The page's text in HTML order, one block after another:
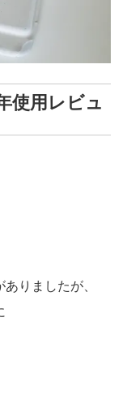
使用レビュ
りましたが、